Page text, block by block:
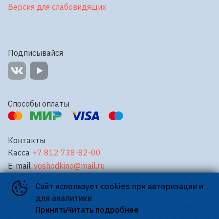
Сайт использует cookies при авторизации и
для аналитики
ПринятьЧитать подробнее
Версия для слабовидящих
Подписывайся
Способы оплаты
Контакты
Касса +7 812 738-82-00
E-mail voshodkino@mail.ru
Powered by p24.app